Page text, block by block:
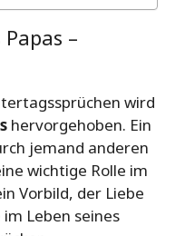
–
wird
hervorgehoben. Ein
jemand anderen
wichtige Rolle im
Vorbild, der Liebe
Leben seines